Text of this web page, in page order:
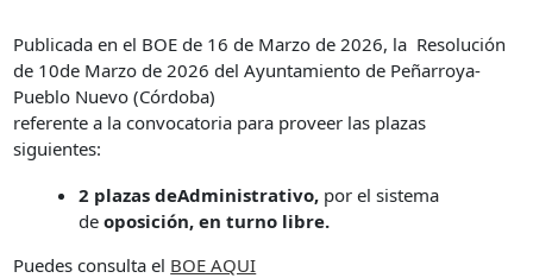
Publicada en el BOE de 16 de Marzo de 2026, la Resolución
de 10de Marzo de 2026 del Ayuntamiento de Peñarroya-
Pueblo Nuevo (Córdoba)
referente a la convocatoria para proveer las plazas
siguientes:
2 plazas deAdministrativo, por el sistema
deoposición, en turno libre.
Puedes consulta el BOE AQUI